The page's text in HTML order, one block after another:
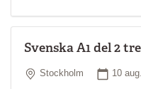
Svenska A1 del 2
Plats
Stockholm 10